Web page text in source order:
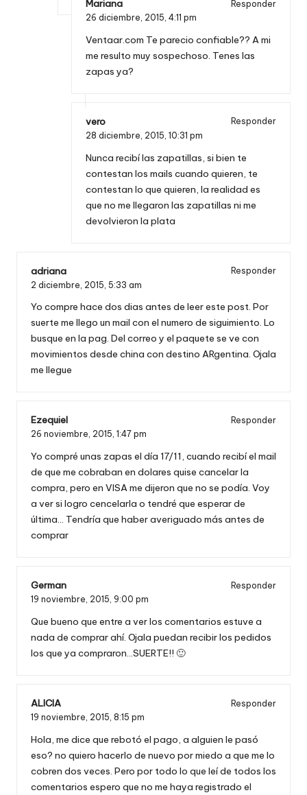
Mariana
Responder
26 diciembre, 2015, 4:11 pm
Ventaar.com Te parecio confiable?? A mi
me resulto muy sospechoso. Tenes las
zapas ya?
vero
Responder
28 diciembre, 2015, 10:31 pm
Nunca recibí las zapatillas, si bien te
contestan los mails cuando quieren, te
contestan lo que quieren, la realidad es
que no me llegaron las zapatillas ni me
devolvieron la plata
adriana
Responder
2 diciembre, 2015, 5:33 am
Yo compre hace dos dias antes de leer este post. Por
suerte me llego un mail con el numero de siguimiento. Lo
busque en la pag. Del correo y el paquete se ve con
movimientos desde china con destino ARgentina. Ojala
me llegue
Ezequiel
Responder
26 noviembre, 2015, 1:47 pm
Yo compré unas zapas el día 17/11, cuando recibí el mail
de que me cobraban en dolares quise cancelar la
compra, pero en VISA me dijeron que no se podía. Voy
a ver si logro cencelarla o tendré que esperar de
última… Tendría que haber averiguado más antes de
comprar
German
Responder
19 noviembre, 2015, 9:00 pm
Que bueno que entre a ver los comentarios estuve a
nada de comprar ahí. Ojala puedan recibir los pedidos
los que ya compraron…SUERTE!! 🙂
ALICIA
Responder
19 noviembre, 2015, 8:15 pm
Hola, me dice que rebotó el pago, a alguien le pasó
eso? no quiero hacerlo de nuevo por miedo a que me lo
cobren dos veces. Pero por todo lo que leí de todos los
comentarios espero que no me haya registrado el